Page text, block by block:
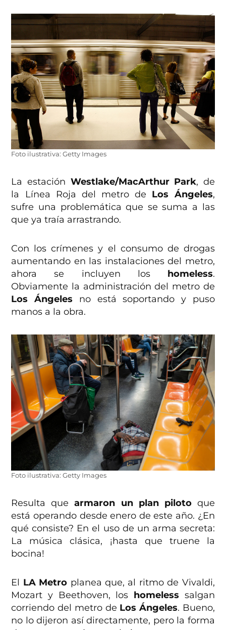
Foto ilustrativa: Getty Images
La estación Westlake/MacArthur Park, de
la Línea Roja del metro de Los Ángeles,
sufre una problemática que se suma a las
que ya traía arrastrando.
Con los crímenes y el consumo de drogas
aumentando en las instalaciones del metro,
ahora se incluyen los homeless.
Obviamente la administración del metro de
Los Ángeles no está soportando y puso
manos a la obra.
Foto ilustrativa: Getty Images
Resulta quearmaron un plan pilotoque
está operando desde enero de este año. ¿En
qué consiste? En el uso de un arma secreta:
La música clásica, ¡hasta que truene la
bocina!
El LA Metro planea que, al ritmo de Vivaldi,
Mozart y Beethoven, los homeless salgan
corriendo del metro de Los Ángeles. Bueno,
no lo dijeron así directamente, pero la forma